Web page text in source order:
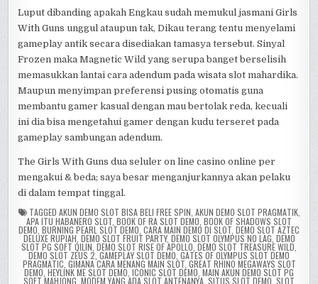
Luput dibanding apakah Engkau sudah memukul jasmani Girls
With Guns unggul ataupun tak, Dikau terang tentu menyelami
gameplay antik secara disediakan tamasya tersebut. Sinyal
Frozen maka Magnetic Wild yang serupa banget berselisih
memasukkan lantai cara adendum pada wisata slot mahardika.
Maupun menyimpan preferensi pusing otomatis guna
membantu gamer kasual dengan mau bertolak reda, kecuali
ini dia bisa mengetahui gamer dengan kudu terseret pada
gameplay sambungan adendum.
The Girls With Guns dua seluler on line casino online per
mengakui & beda; saya besar menganjurkannya akan pelaku
di dalam tempat tinggal.
TAGGED AKUN DEMO SLOT BISA BELI FREE SPIN AKUN DEMO SLOT PRAGMATIK,
APA ITU HABANERO SLOT BOOK OF RA SLOT DEMO BOOK OF SHADOWS SLOT
DEMO BURNING PEARL SLOT DEMO CARA MAIN DEMO DI SLOT DEMO SLOT AZTEC
DELUXE RUPIAH DEMO SLOT FRUIT PARTY, DEMO SLOT OLYMPUS NO LAG DEMO
SLOT PG SOFT QILIN DEMO SLOT RISE OF APOLLO DEMO SLOT TREASURE WILD
DEMO SLOT ZEUS 2 GAMEPLAY SLOT DEMO GATES OF OLYMPUS SLOT DEMO
PRAGMATIC GIMANA CARA MENANG MAIN SLOT, GREAT RHINO MEGAWAYS SLOT
DEMO HEYLINK ME SLOT DEMO ICONIC SLOT DEMO MAIN AKUN DEMO SLOT PG
SOFT MAHJONG MODEM YANG ADA SLOT ANTENANYA SITUS SLOT DEMO SLOT